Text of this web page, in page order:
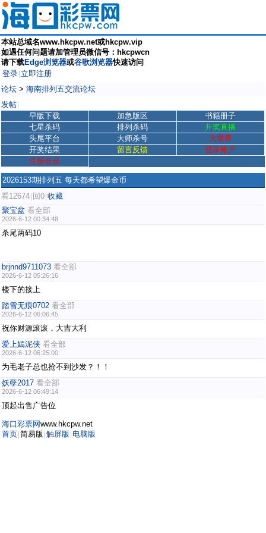
本站总域名www.hkcpw.net或hkcpw.vip
如遇任何问题请加管理员微信号：hkcpwcn
请下载Edge浏览器或谷歌浏览器快速访问
登录 立即注册
论坛 > 海南排列五交流论坛
发帖
早版下载 加急版区
书籍册子
七星杀码
排列杀码
开奖直播
头尾平台
大师杀号
大世界
开奖结果
留言反馈
登录账户
注册会员
2026153期排列五 每天都希望爆金币
看12674 回0 收藏
聚宝盆 看全部
2026-6-12 00:34:48
杀尾两码10
brjnnd9711073 看全部
2026-6-12 05:26:16
楼下的接上
踏雪无痕0702 看全部
2026-6-12 06:06:45
祝你财源滚滚，大吉大利
爱上嫣泥侠 看全部
2026-6-12 06:25:00
为毛老子总也抢不到沙发？！！
妖孽2017 看全部
2026-6-12 06:49:14
顶起出售广告位
海口彩票网www.hkcpw.net
首页 简易版 触屏版 电脑版